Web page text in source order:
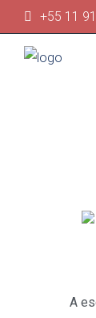
+55 11
A